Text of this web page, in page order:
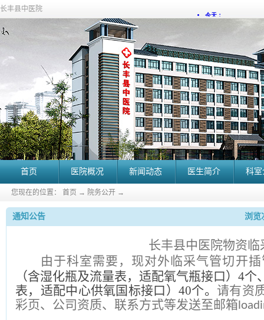
长丰县中医院
首页 医院概况 新闻动态 医生简介 科
您现在的位置： 首页 → 院务公开 →
通知公告 浏览
长丰县中医院物资临
由于科室需要，现对外临采气管切开
（含湿化瓶及流量表，适配氧气瓶接口） 4个
表，适配中心供氧国标接口）40个。 请有资
彩页、公司资质、联系方式等发送至邮箱